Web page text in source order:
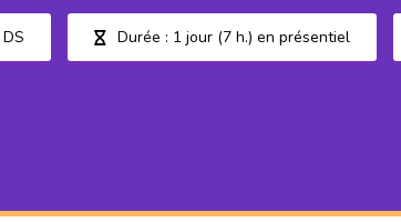
Durée : 1 jour (7 h.) en présentiel